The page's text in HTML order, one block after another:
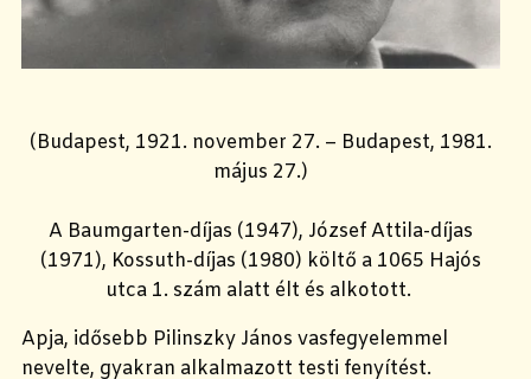
(Budapest, 1921. november 27. – Budapest, 1981.
május 27.)
A Baumgarten-díjas (1947), József Attila-díjas
(1971), Kossuth-díjas (1980) költő a 1065 Hajós
utca 1. szám alatt élt és alkotott.
Apja, idősebb Pilinszky János vasfegyelemmel
nevelte, gyakran alkalmazott testi fenyítést.